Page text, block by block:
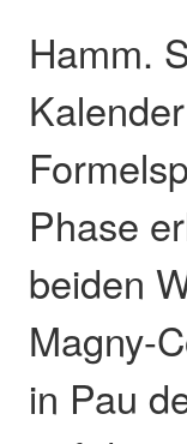
Hamm.
Phase
beiden
Magny-
in Pau